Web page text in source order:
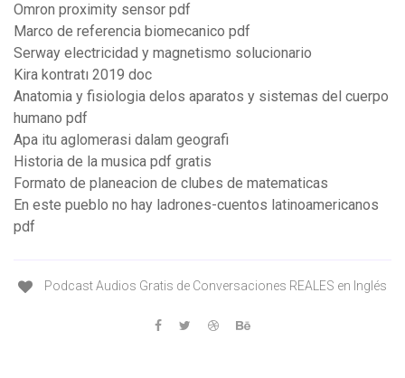
Omron proximity sensor pdf
Marco de referencia biomecanico pdf
Serway electricidad y magnetismo solucionario
Kira kontratı 2019 doc
Anatomia y fisiologia delos aparatos y sistemas del cuerpo
humano pdf
Apa itu aglomerasi dalam geografi
Historia de la musica pdf gratis
Formato de planeacion de clubes de matematicas
En este pueblo no hay ladrones-cuentos latinoamericanos
pdf
Podcast Audios Gratis de Conversaciones REALES en Inglés